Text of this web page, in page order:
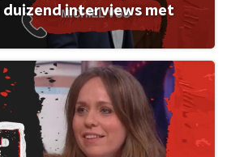
duizend interviews met